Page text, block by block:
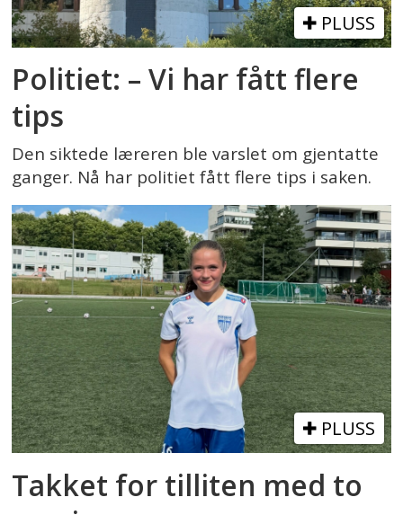
PLUSS
Politiet: – Vi har fått flere
tips
Den siktede læreren ble varslet om gjentatte
ganger. Nå har politiet fått flere tips i saken.
PLUSS
Takket for tilliten med to